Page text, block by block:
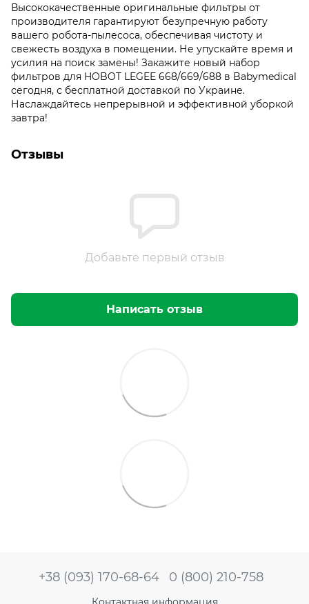
Высококачественные оригинальные фильтры от
производителя гарантируют безупречную работу
вашего робота-пылесоса, обеспечивая чистоту и
свежесть воздуха в помещении. Не упускайте время и
усилия на поиск замены! Закажите новый набор
фильтров для HOBOT LEGEE 668/669/688 в Babymedical
сегодня, с бесплатной доставкой по Украине.
Наслаждайтесь непрерывной и эффективной уборкой
завтра!
Отзывы
Добавьте первый отзыв
Написать отзыв
+38 (093) 170-68-64 0 (800) 210-758